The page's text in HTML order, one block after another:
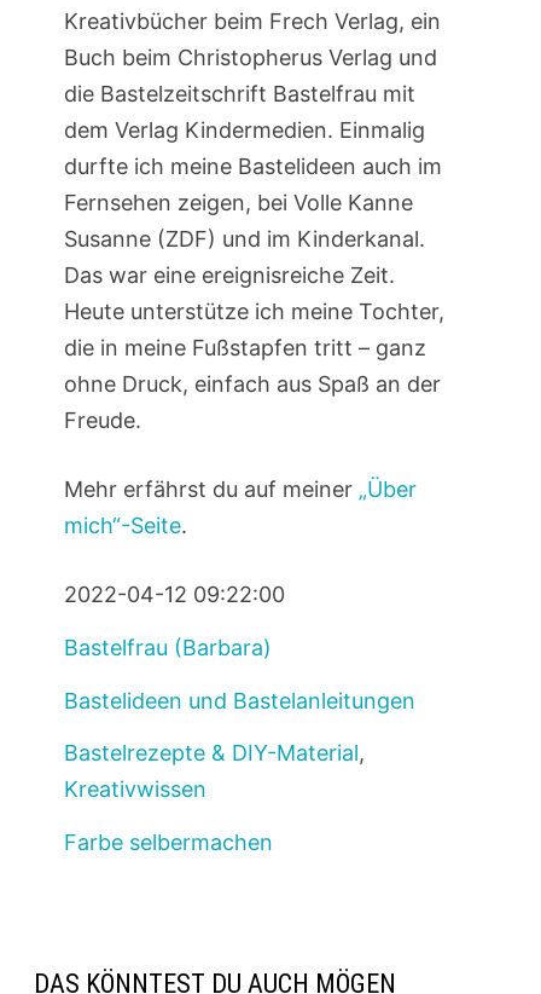
Kreativbücher beim Frech Verlag, ein
Buch beim Christopherus Verlag und
die Bastelzeitschrift Bastelfrau mit
dem Verlag Kindermedien. Einmalig
durfte ich meine Bastelideen auch im
Fernsehen zeigen, bei Volle Kanne
Susanne (ZDF) und im Kinderkanal.
Das war eine ereignisreiche Zeit.
Heute unterstütze ich meine Tochter,
die in meine Fußstapfen tritt – ganz
ohne Druck, einfach aus Spaß an der
Freude.
Mehr erfährst du auf meiner „Über
mich“-Seite.
2022-04-12 09:22:00
Bastelfrau (Barbara)
Bastelideen und Bastelanleitungen
Bastelrezepte & DIY-Material,
Kreativwissen
Farbe selbermachen
DAS KÖNNTEST DU AUCH MÖGEN